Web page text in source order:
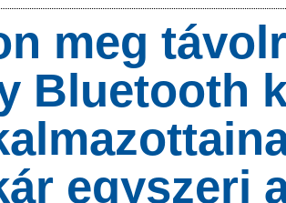
meg
Bluetooth
egyszeri